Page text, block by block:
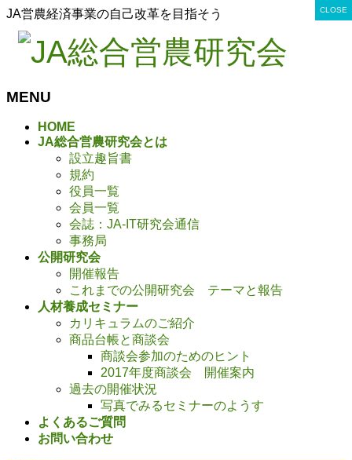
JA営農経済事業の自己改革を目指そう
MENU
HOME
JA総合営農研究会とは
設立趣旨書
規約
役員一覧
会員一覧
会誌：JA-IT研究会通信
事務局
公開研究会
開催報告
これまでの公開研究会 テーマと報告
人材養成セミナー
カリキュラムのご紹介
商品台帳と商談会
商談会参加のためのヒント
2017年度商談会 開催案内
過去の開催状況
写真でみるセミナーのようす
よくあるご質問
お問い合わせ
CLOSE
CLOSE
CLOSE
CLOSE
CLOSE
CLOSE
CLOSE
CLOSE
CLOSE
CLOSE
CLOSE
CLOSE
CLOSE
CLOSE
CLOSE
CLOSE
CLOSE
CLOSE
CLOSE
CLOSE
CLOSE
CLOSE
CLOSE
CLOSE
CLOSE
CLOSE
CLOSE
CLOSE
CLOSE